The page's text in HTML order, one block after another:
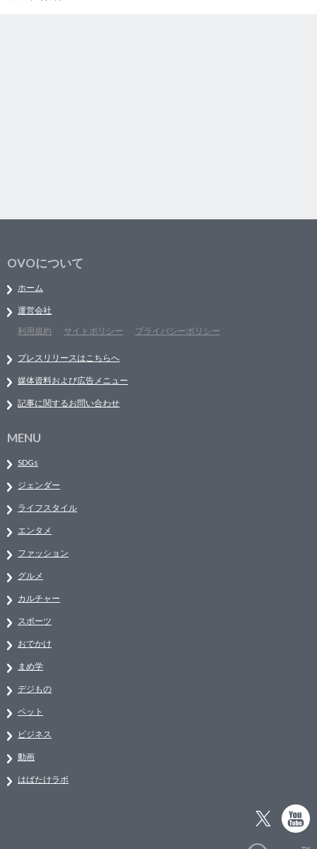
OVOについて
ホーム
運営会社
利用規約
サイトポリシー プライバシーポリシー
プレスリリースはこちらへ
媒体資料および広告メニュー
記事に関するお問い合わせ
MENU
SDGs
ジェンダー
ライフスタイル
エンタメ
ファッション
グルメ
カルチャー
スポーツ
おでかけ
まめ学
デジもの
ペット
ビジネス
動画
はばたけラボ